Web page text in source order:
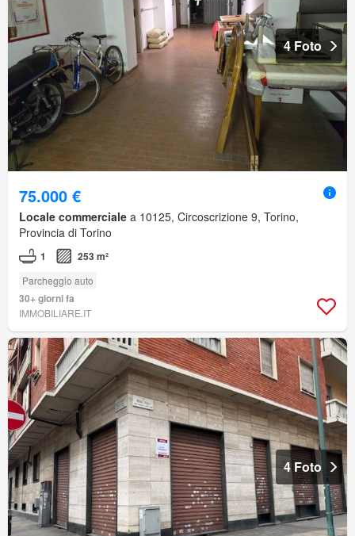
4 Foto
75.000 €
Locale commerciale a 10125, Circoscrizione 9, Torino,
Provincia di Torino
1 253 m²
Parcheggio auto
30+ giorni fa
IMMOBILIARE.IT
4 Foto